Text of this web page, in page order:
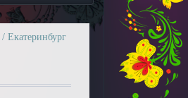
/ Екатеринбург